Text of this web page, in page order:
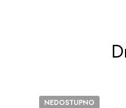
NEDOSTUPNO